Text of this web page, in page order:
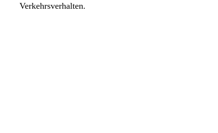
Verkehrsverhalten.